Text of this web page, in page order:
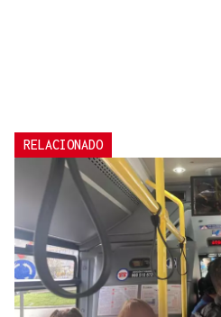
RELACIONADO